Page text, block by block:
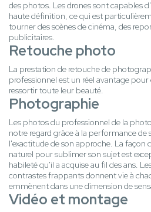
des photos. Les drones sont capables
haute définition, ce qui est
tourner des scènes de cinéma, des
publicitaires.
Retouche photo
La prestation de retouche de
professionnel est un réel avantage
ressortir toute leur beauté.
Photographie
Les photos du professionnel de la
notre regard grâce à la performance de
l'exactitude de son approche. La façon
naturel pour sublimer son sujet est
habileté qu'il a acquise au fil des ans.
contrastes frappants donnent vie à
emmènent dans une dimension de
Vidéo et montage